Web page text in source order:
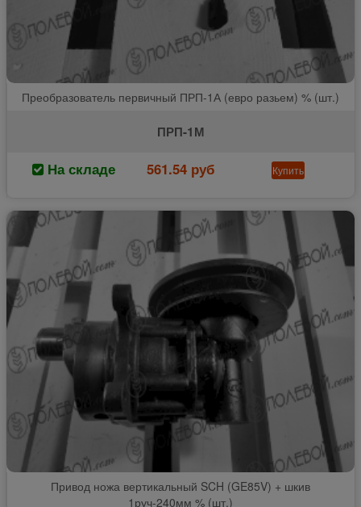
Преобразователь первичный ПРП-1А (евро разьем) % (шт.)
ПРП-1М
На складе 561.54 руб Купить
Привод ножа вертикальный SCH (GE85V) + шкив
1руч-240мм % (шт.)